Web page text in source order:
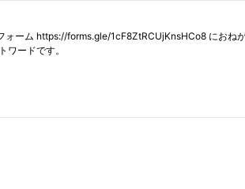
ーム https://forms.gle/1cF8ZtRCUjKnsHCo8 にお
ートワードです。